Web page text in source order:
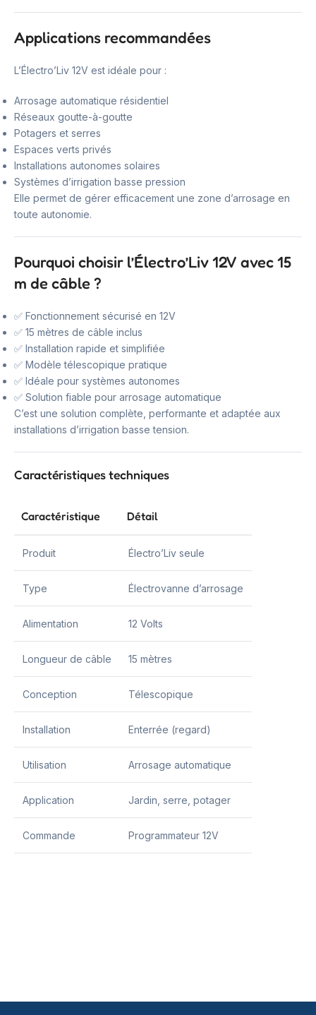
Applications recommandées
L’Électro’Liv 12V est idéale pour :
Arrosage automatique résidentiel
Réseaux goutte-à-goutte
Potagers et serres
Espaces verts privés
Installations autonomes solaires
Systèmes d’irrigation basse pression
Elle permet de gérer efficacement une zone d’arrosage en
toute autonomie.
Pourquoi choisir l’Électro’Liv 12V avec 15
m de câble ?
✅ Fonctionnement sécurisé en 12V
✅ 15 mètres de câble inclus
✅ Installation rapide et simplifiée
✅ Modèle télescopique pratique
✅ Idéale pour systèmes autonomes
✅ Solution fiable pour arrosage automatique
C’est une solution complète, performante et adaptée aux
installations d’irrigation basse tension.
Caractéristiques techniques
Caractéristique Détail
Produit Électro’Liv seule
Type Électrovanne d’arrosage
Alimentation 12 Volts
Longueur de câble 15 mètres
Conception Télescopique
Installation Enterrée (regard)
Utilisation Arrosage automatique
Application Jardin, serre, potager
Commande Programmateur 12V